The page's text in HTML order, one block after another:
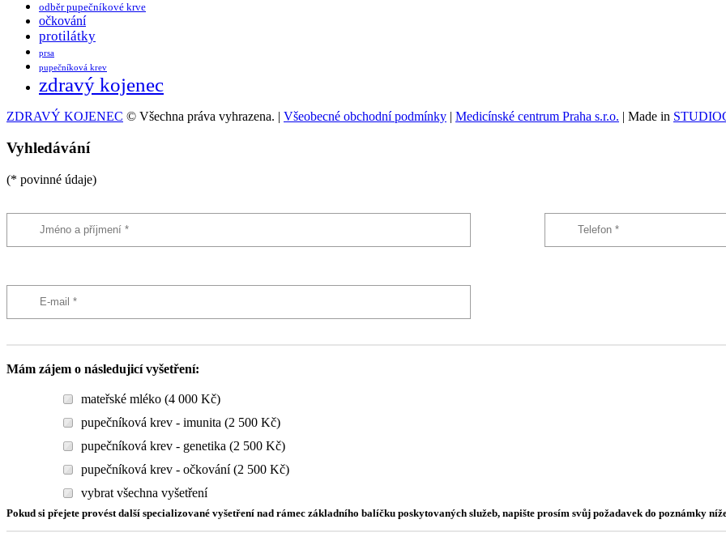
odběr pupečníkové krve
očkování
protilátky
prsa
pupečníková krev
zdravý kojenec
ZDRAVÝ KOJENEC © Všechna práva vyhrazena. | Všeobecné obchodní podmínky | Medicínské centrum Praha s.r.o. | Made in
Vyhledávání
(* povinné údaje)
Mám zájem o následujicí vyšetření:
mateřské mléko (4 000 Kč)
pupečníková krev - imunita (2 500 Kč)
pupečníková krev - genetika (2 500 Kč)
pupečníková krev - očkování (2 500 Kč)
vybrat všechna vyšetření
Pokud si přejete provést další specializované vyšetření nad rámec základního balíčku poskytovaných služeb, napište prosím svůj požadavek do poznámky